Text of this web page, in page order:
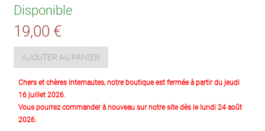
Disponible
19,00 €
AJOUTER AU PANIER
Chers et chères Internautes, notre boutique est fermée à partir du jeudi
16 juillet 2026.
Vous pourrez commander à nouveau sur notre site dès le lundi 24 août
2026.